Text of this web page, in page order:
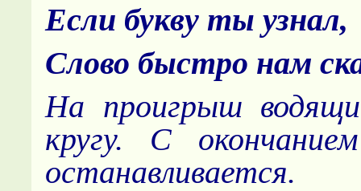
Если букву ты узнал,
Слово быстро нам
На проигрыш
кругу. С
останавливается.